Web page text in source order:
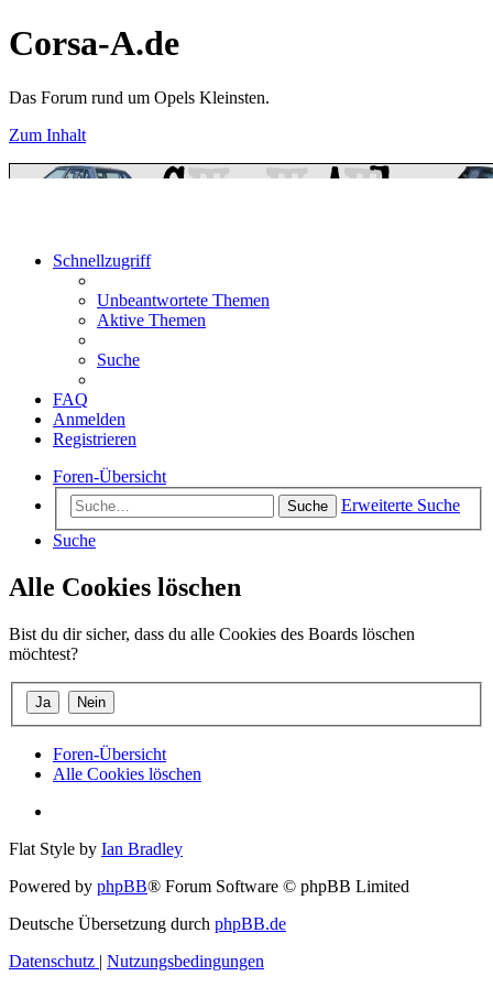
Corsa-A.de
Das Forum rund um Opels Kleinsten.
Zum Inhalt
Schnellzugriff
Unbeantwortete Themen
Aktive Themen
Suche
FAQ
Anmelden
Registrieren
Foren-Übersicht
Suche
Erweiterte Suche
Suche
Alle Cookies löschen
Bist du dir sicher, dass du alle Cookies des Boards löschen
möchtest?
Foren-Übersicht
Alle Cookies löschen
Flat Style by Ian Bradley
Powered by phpBB® Forum Software © phpBB Limited
Deutsche Übersetzung durch phpBB.de
Datenschutz | Nutzungsbedingungen